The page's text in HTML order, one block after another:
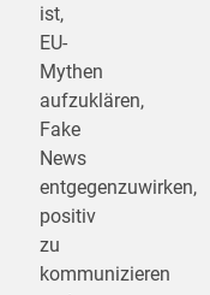
ist,
EU-
Mythen
aufzuklären,
Fake
News
entgegenzuwirken,
positiv
zu
kommunizieren